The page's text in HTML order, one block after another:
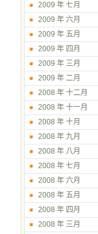
2009 年 七月
2009 年 六月
2009 年 五月
2009 年 四月
2009 年 三月
2009 年 二月
2008 年 十二月
2008 年 十一月
2008 年 十月
2008 年 九月
2008 年 八月
2008 年 七月
2008 年 六月
2008 年 五月
2008 年 四月
2008 年 三月